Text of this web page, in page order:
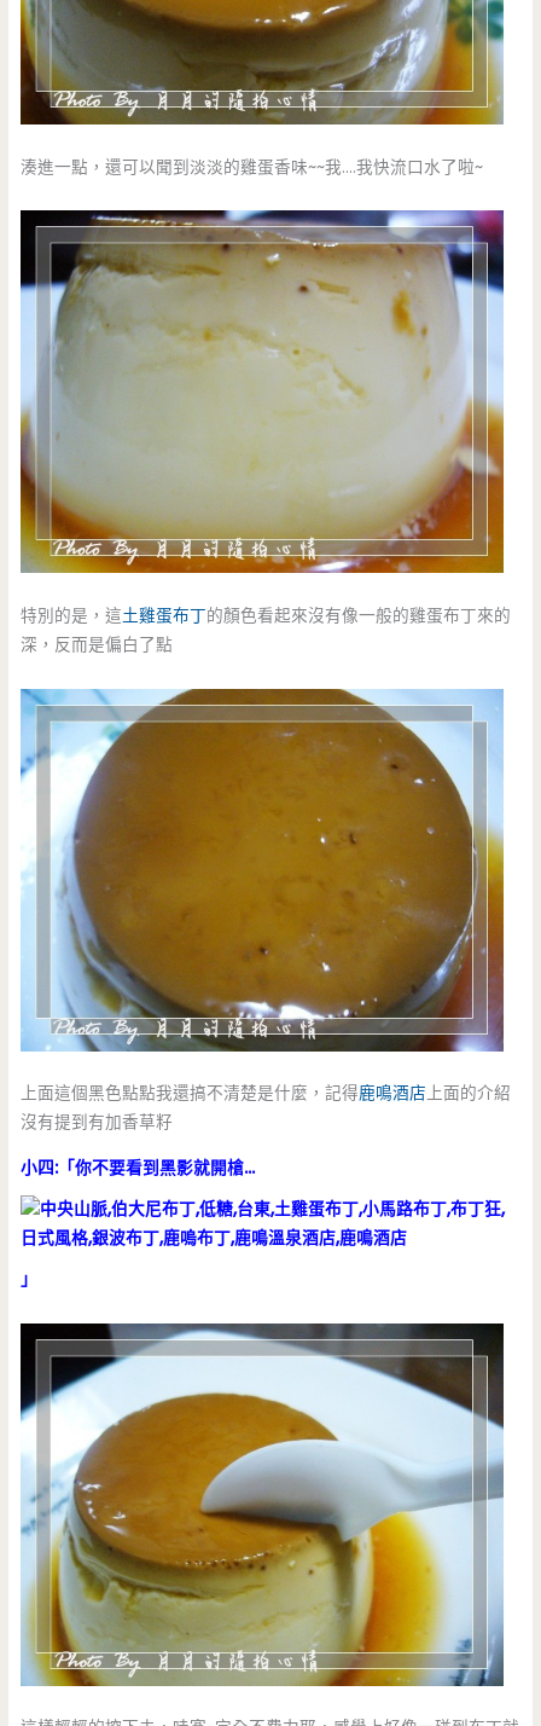
湊進一點，還可以聞到淡淡的雞蛋香味~~我….我快流口水了啦~
特別的是，這土雞蛋布丁的顏色看起來沒有像一般的雞蛋布丁來的
深，反而是偏白了點
上面這個黑色點點我還搞不清楚是什麼，記得鹿鳴酒店上面的介紹
沒有提到有加香草籽
小四:「你不要看到黑影就開槍…
」